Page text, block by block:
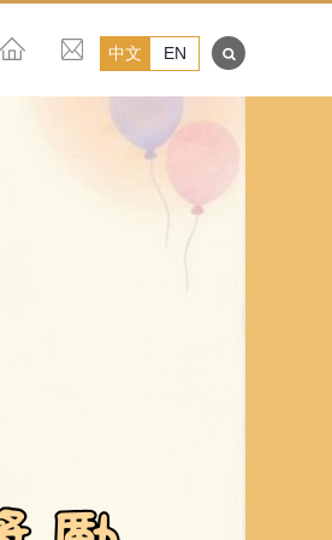
中文 EN